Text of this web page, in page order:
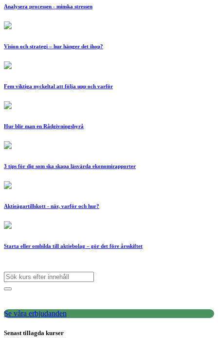
Analysera processen - minska stressen
Vision och strategi – hur hänger det ihop?
Fem viktiga nyckeltal att följa upp och varför
Hur blir man en Rådgivningsbyrå
3 tips för dig som ska skapa läsvärda ekonomirapporter
Aktieägartillskott - när, varför och hur?
Starta eller ombilda till aktiebolag – gör det före årsskiftet
Se våra erbjudanden
Senast tillagda kurser